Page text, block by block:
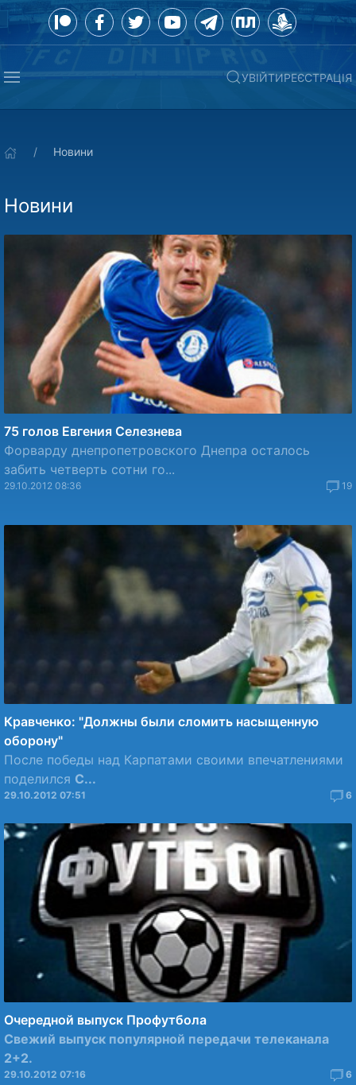
УВІЙТИРЕЄСТРАЦІЯ
Новини
Новини
75 голов Евгения Селезнева
Форварду днепропетровского Днепра осталось
забить четверть сотни го...
29.10.2012 08:36 19
Кравченко: "Должны были сломить насыщенную
оборону"
После победы над Карпатами своими впечатлениями
поделился С...
29.10.2012 07:51 6
Очередной выпуск Профутбола
Свежий выпуск популярной передачи телеканала
2+2.
29.10.2012 07:16 6